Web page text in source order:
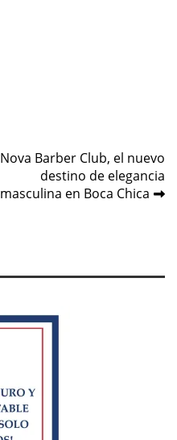
Nova Barber Club, el nuevo
destino de elegancia
masculina en Boca Chica